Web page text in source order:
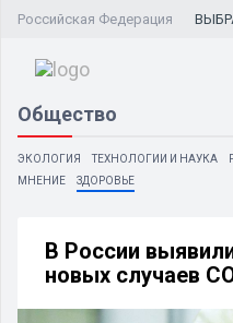
Российская Федерация
Общество
ЭКОЛОГИЯ ТЕХНОЛОГИИ И НАУКА
МНЕНИЕ
ЗДОРОВЬЕ
В России
новых случаев